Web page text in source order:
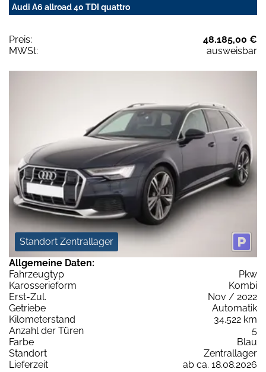
Audi A6 allroad 40 TDI quattro
Preis:
48.185,00 €
MWSt:
ausweisbar
Standort Zentrallager
Allgemeine Daten:
Fahrzeugtyp
Pkw
Karosserieform
Kombi
Erst-Zul.
Nov / 2022
Getriebe
Automatik
Kilometerstand
34.522 km
Anzahl der Türen
5
Farbe
Blau
Standort
Zentrallager
Lieferzeit
ab ca. 18.08.2026